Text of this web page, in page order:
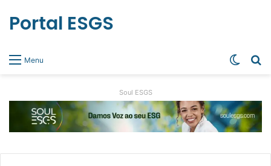
Menu
Portal ESGS
Soul ESGS